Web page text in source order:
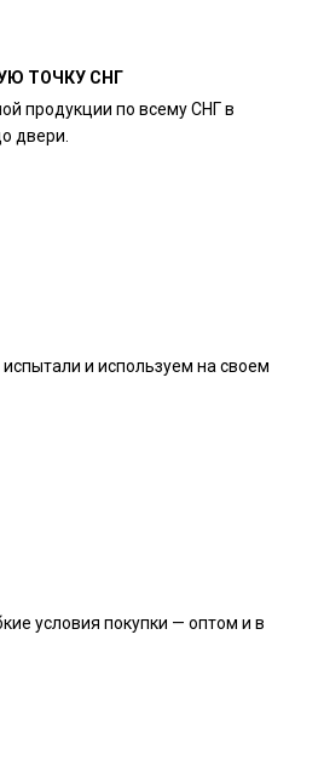
ТОЧКУ СНГ
продукции по всему СНГ в
двери.
и используем на своем
условия покупки — оптом и в